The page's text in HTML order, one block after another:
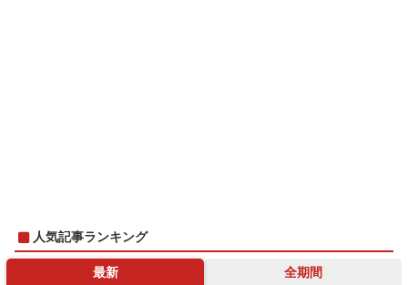
人気記事ランキング
最新 全期間